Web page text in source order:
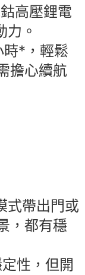
高壓鋰電
力。
時*，輕鬆
擔心續航
式帶出門或
，都有穩
性，但開